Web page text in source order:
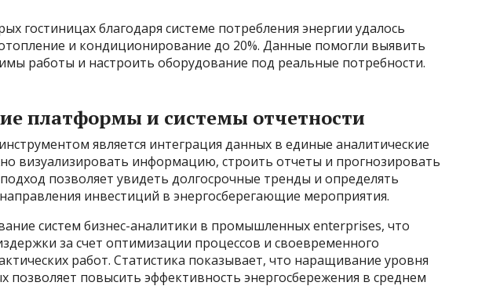
гостиницах благодаря системе потребления энергии удалось
и кондиционирование до 20%. Данные помогли выявить
работы и настроить оборудование под реальные потребности.
платформы и системы отчетности
является интеграция данных в единые аналитические
визуализировать информацию, строить отчеты и прогнозировать
позволяет увидеть долгосрочные тренды и определять
инвестиций в энергосберегающие мероприятия.
систем бизнес-аналитики в промышленных enterprises, что
за счет оптимизации процессов и своевременного
работ. Статистика показывает, что наращивание уровня
позволяет повысить эффективность энергосбережения в среднем